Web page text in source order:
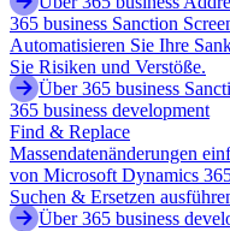
365 business Sanction
Automatisieren Sie Ihre
Sie Risiken und Verstöße.
Über 365 business
365 business development
Find & Replace
Massendatenänderungen
von Microsoft Dynamics
Suchen & Ersetzen
Über 365 business